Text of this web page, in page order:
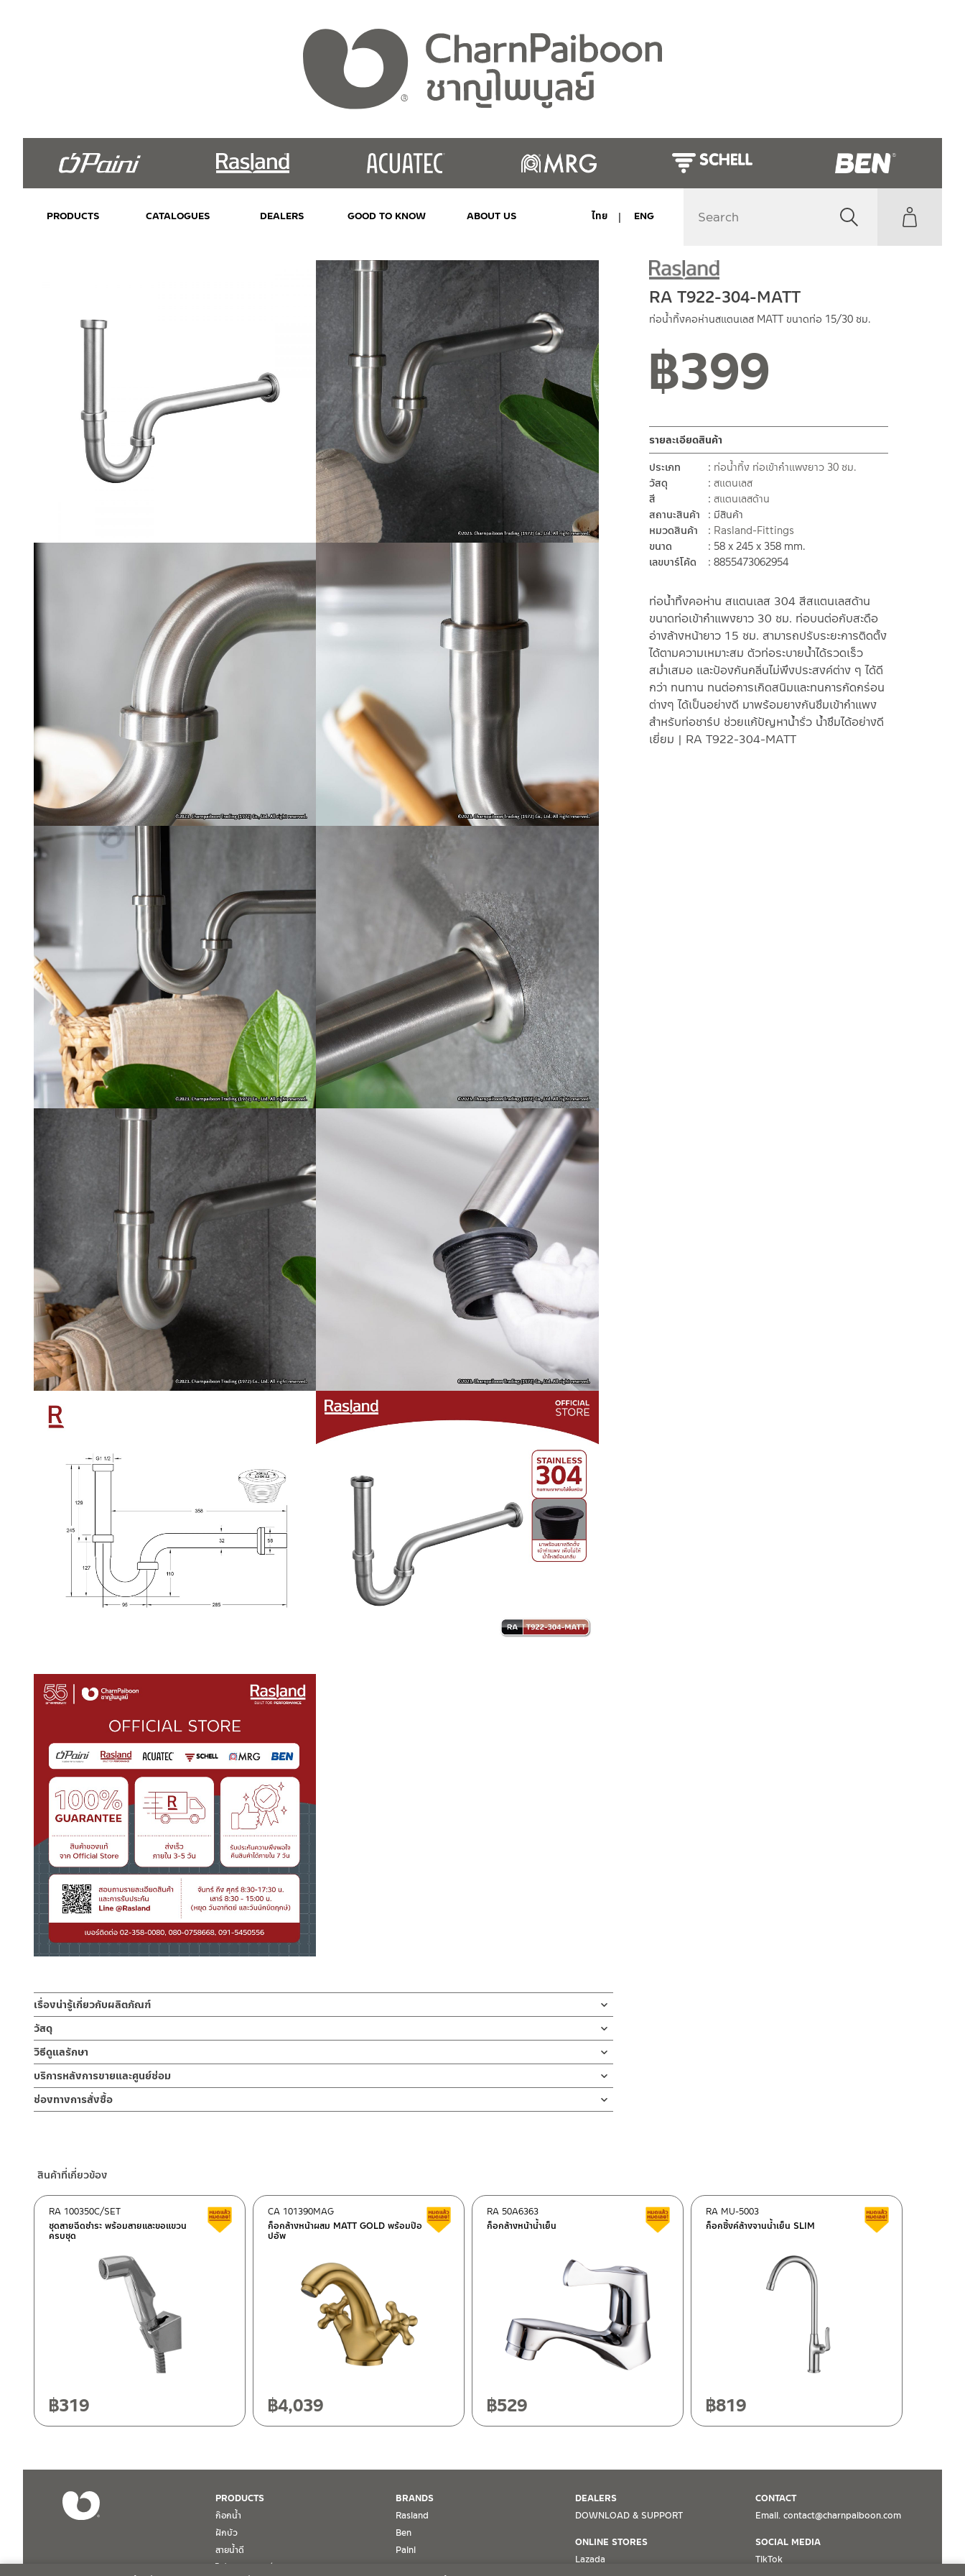
PRODUCTS CATALOGUES DEALERS GOOD TO KNOW ABOUT US ไทย ENG
RA T922-304-MATT
ท่อน้ำทิ้งคอห่านสแตนเลส MATT ขนาดท่อ 15/30 ซม.
฿399
ท่อน้ำทิ้งคอห่าน สแตนเลส 304 สีสแตนเลสด้าน
ขนาดท่อเข้ากำแพงยาว 30 ซม. ท่อบนต่อกับสะดือ
อ่างล้างหน้ายาว 15 ซม. สามารถปรับระยะการติดตั้ง
ได้ตามความเหมาะสม ตัวท่อระบายน้ำได้รวดเร็ว
สม่ำเสมอ และป้องกันกลิ่นไม่พึงประสงค์ต่าง ๆ ได้ดี
กว่า ทนทาน ทนต่อการเกิดสนิมและทนการกัดกร่อน
ต่างๆ ได้เป็นอย่างดี มาพร้อมยางกันซึมเข้ากำแพง
สำหรับท่อชาร์ป ช่วยแก้ปัญหาน้ำรั่ว น้ำซึมได้อย่างดี
เยี่ยม | RA T922-304-MATT
รายละเอียดสินค้า
ประเภท
ท่อน้ำทิ้ง ท่อเข้ากำแพงยาว 30 ซม.
วัสดุ
สแตนเลส
สี
สแตนเลสด้าน
สถานะสินค้า
มีสินค้า
หมวดสินค้า
Rasland-Fittings
ขนาด
58 x 245 x 358 mm.
เลขบาร์โค้ด
8855473062954
เรื่องน่ารู้เกี่ยวกับผลิตภัณฑ์
ท่อน้ำทิ้งอ่างล้างหน้า ผลิตจากสแตนเลส เกรด 304 สีสแตนเลสด้าน
ใช้ระบายน้ำเสียช่วยดักสิ่งสกปรกภายในท่ออ่างล้างหน้าอย่างมีประสิทธิภาพ นอกจากนี้ยังเป็นที่กักน้ำไม่ให้กลิ่นไม่พึงประสงค์ย้อนขึ้นมา
ตัวท่อชาร์ปเข้ากำแพงยาว 30 ซม ท่อบนต่อสะดือ ยาว 15 ซม. วัสดุทนทานต่อการกัดกร่อน และป้องกันการเกิดสนิม
สำหรับติดตั้งกับกำแพง มาพร้อมยางกันซึมใส่กำแพงกับท่อชาร์ปท่อน้ำทิ้ง ช่วยแก้ปัญหาน้ำรั่ว น้ำซึมได้อย่างดีเยี่ยม
ง่ายต่อการบำรุงรักษาและถอดล้างทำความสะอาด สะดวกขึ้นหากถึงเวลาเปลี่ยนชุดท่อน้ำทิ้งใหม่
วัสดุ
ท่อต่อสะดือ-ท่อต่อกำแพง
ผลิตจาก สแตนเลส 304
แหวนล็อค
ผลิตจาก สแตนเลส 304
ตัวเชื่อมสองทาง
ผลิตจาก สแตนเลส 304
ยางวงกันซึม ระหว่างข้อต่อ
ซีลยางซีลีโคน
วิธีดูแลรักษา
คำแนะนำในการดูแลรักษาผลิตภัณฑ์
1. ไม่ทำสินค้าให้เกิดความเสียหายอื่น ๆ นอกจากการใช้งานปกติ เช่นไม่ทำตก ไม่งัดหรือโยกสินค้าแรงๆ
2. ทำความสะอาดสินค้าโดยการใช้ผ้านุ่มๆชุบน้ำหมาดๆแล้วเช็ดให้แห้ง
3. ห้ามใช้สารเคมีที่มีฤทธิ์เป็นกรด ในการทำความสะอาด เนื่องจากผิวของสินค้าจะเสียหายได้
บริการหลังการขายและศูนย์ซ่อม
ช่องทางออนไลน์
– Email: contact@charnpaiboon.com
ศูนย์บริการและอะไหล่ กรุงเทพฯ
662/61-62 ถนน พระราม3 แขวงบางโพงพาง เขตยานนาวา กรุงเทพฯ 10120
โทร: 02-358-0080 / 080-075-8668 / 091-545-0556
เชียงใหม่
โทร: 080-075-2626
วันเสาร์ เวลา 8:30-15:00 น.
1. การรับประกัน จะต้องมีหลักฐานการซื้อ หรือ ใบเสร็จ โดยทางบริษัทฯ ขอตรวจสอบโดยนับวันซื้อขายเป็นสำคัญ ทางบริษัทฯ ไม่สามารถให้
ช่องทางการสั่งซื้อ
– Shopee
–Lazada
– ซื้อสินค้าชิ้นนี้บน Shopee
<<
ซื้อสินค้าชิ้นนี้บน Lazada>>คลิกที่นี่
ติดต่อพนักงานขาย / Contact Sales Staff
โทร: 02-285-5795
@charnpaiboon.sales
ติดต่อ ชาญไพบูลย์ / Contact Us
สินค้าที่เกี่ยวข้อง
ชุดสายฉีดชำระ พร้อมสายและขอแขวน
ครบชุด
RA 100350C/SET สินค้าลดราคา เคลียร์สต็อก
฿319
ก็อกล้างหน้าผสม MATT GOLD พร้อมป๊อ
ปอัพ
CA 101390MAG สินค้าลดราคา เคลียร์สต็อก
฿4,039
ก็อกล้างหน้าน้ำเย็น
RA 50A6363 สินค้าลดราคา เคลียร์สต็อก
฿529
ก็อกซิ้งค์ล้างจานน้ำเย็น SLIM
RA MU-5003 สินค้าลดราคา เคลี
฿819
PRODUCTS
ก๊อกน้ำ
ฝักบัว
สายน้ำดี
โถปัสสาวะชาย / Urinal
BRANDS
Rasland
Ben
Paini
DEALERS
DOWNLOAD & SUPPORT
ONLINE STORES
Lazada
CONTACT
Email. contact@charnpaiboon.com
SOCIAL MEDIA
TikTok